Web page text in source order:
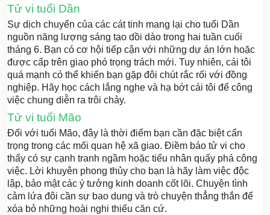
Tử vi tuổi Dần
Sự dịch chuyển của các cát tinh mang lại cho tuổi Dần
nguồn năng lượng sáng tạo dồi dào trong hai tuần cuối
tháng 6. Bạn có cơ hội tiếp cận với những dự án lớn hoặc
được cấp trên giao phó trọng trách mới. Tuy nhiên, cái tôi
quá mạnh có thể khiến bạn gặp đôi chút rắc rối với đồng
nghiệp. Hãy học cách lắng nghe và hạ bớt cái tôi để công
việc chung diễn ra trôi chảy.
Tử vi tuổi Mão
Đối với tuổi Mão, đây là thời điểm bạn cần đặc biệt cẩn
trọng trong các mối quan hệ xã giao. Điềm báo tử vi cho
thấy có sự cạnh tranh ngầm hoặc tiểu nhân quấy phá công
việc. Lời khuyên phong thủy cho bạn là hãy làm việc độc
lập, bảo mật các ý tưởng kinh doanh cốt lõi. Chuyện tình
cảm lứa đôi cần sự bao dung và trò chuyện thẳng thắn để
xóa bỏ những hoài nghi thiếu căn cứ.